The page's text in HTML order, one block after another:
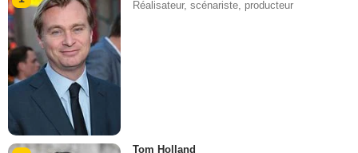
Réalisateur, scénariste, producteur
Tom Holland